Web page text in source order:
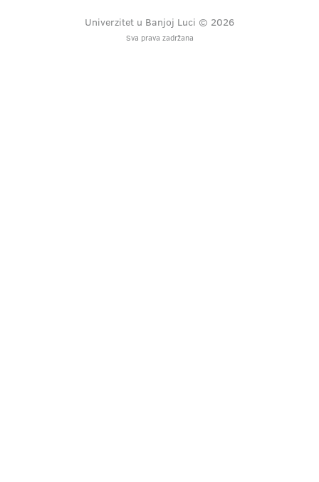
Univerzitet u Banjoj Luci © 2026
Sva prava zadržana